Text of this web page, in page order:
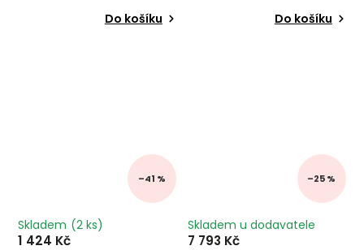
Do košíku Do košíku
–41 %
Skladem (2 ks)
1 424 Kč
–25 %
Skladem u dodavatele
7 793 Kč